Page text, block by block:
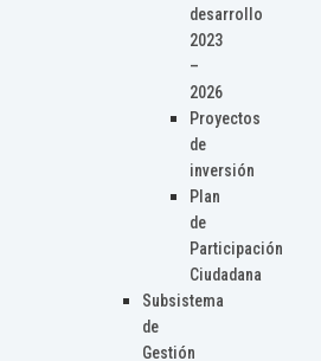
desarrollo
2023
–
2026
Proyectos
de
inversión
Plan
de
Participación
Ciudadana
Subsistema
de
Gestión